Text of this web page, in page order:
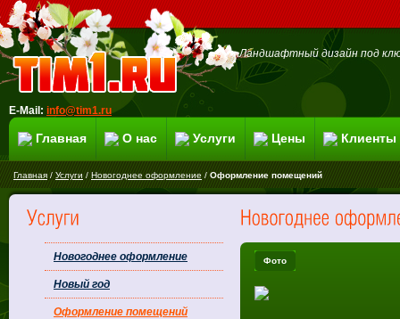
Ландшафтный дизайн под
E-Mail: info@tim1.ru
Главная О нас Услуги Цены Клиенты
Главная/Услуги/Новогоднее оформление/Оформление помещений
Фото
Новогоднее оформление
Новый год
Оформление помещений